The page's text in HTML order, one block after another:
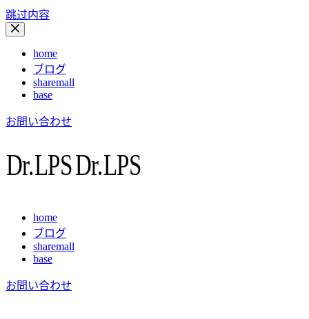
跳过内容
home
ブログ
sharemall
base
お問い合わせ
home
ブログ
sharemall
base
お問い合わせ